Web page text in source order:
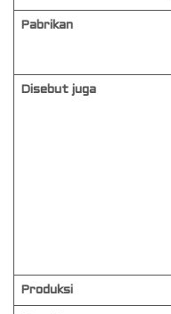
Pabrikan
Disebut juga
Produksi